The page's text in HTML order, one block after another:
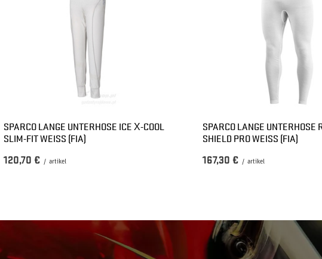
SPARCO LANGE UNTERHOSE ICE X-COOL
SLIM-FIT WEISS (FIA)
120,70 € / artikel
SPARCO LANGE UNTERHOSE
SHIELD PRO WEISS (FIA)
167,30 € / artikel